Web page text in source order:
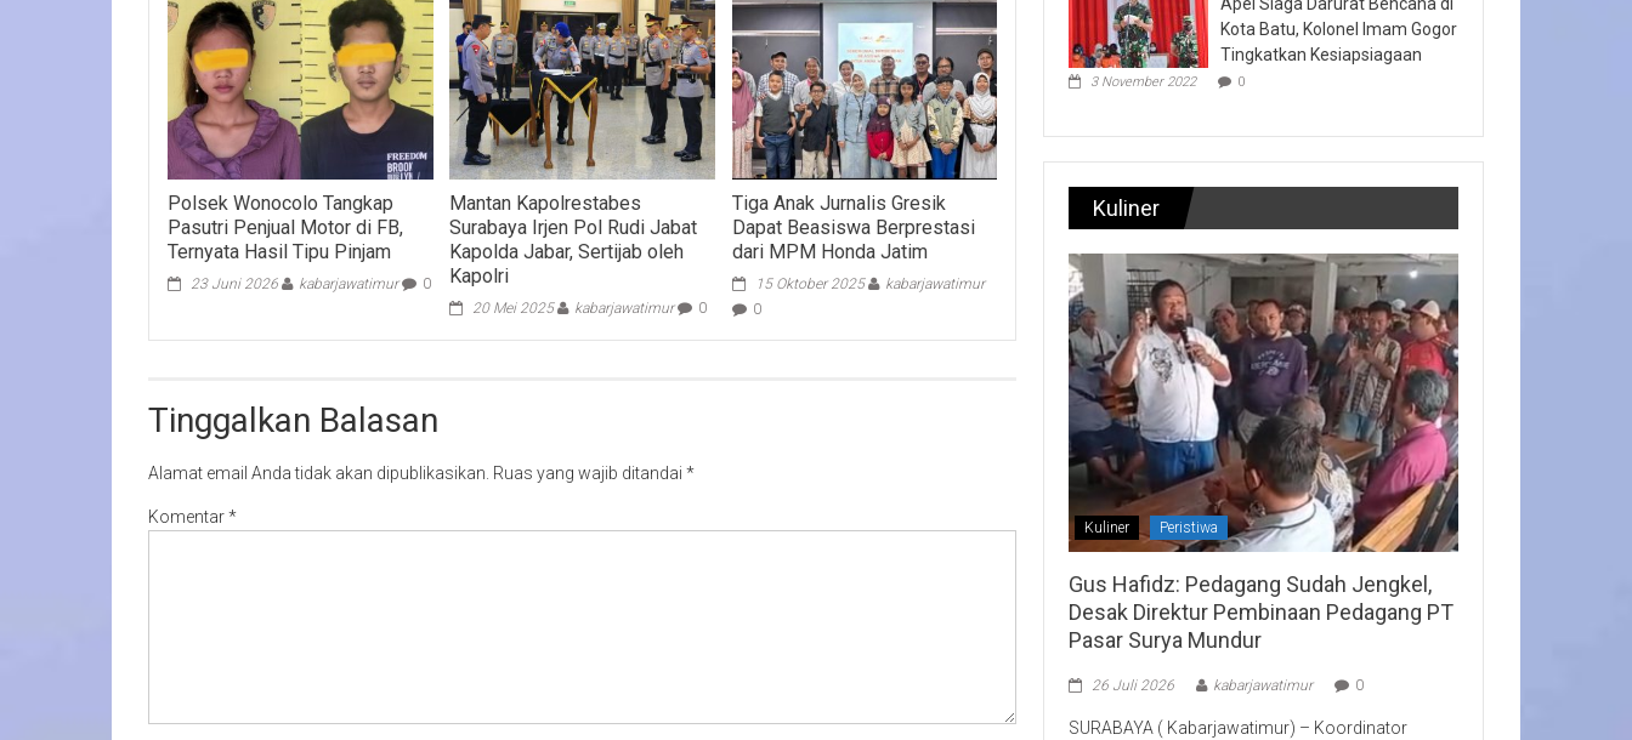
Polsek Wonocolo Tangkap
Pasutri Penjual Motor di FB,
Ternyata Hasil Tipu Pinjam
23 Juni 2026 kabarjawatimur 0
Mantan Kapolrestabes
Surabaya Irjen Pol Rudi Jabat
Kapolda Jabar, Sertijab oleh
Kapolri
20 Mei 2025 kabarjawatimur 0
Tiga Anak Jurnalis Gresik
Dapat Beasiswa Berprestasi
dari MPM Honda Jatim
15 Oktober 2025
kabarjawatimur
0
Tinggalkan Balasan
Alamat email Anda tidak akan dipublikasikan. Ruas yang wajib ditandai *
Komentar*
Kota Batu, Kolonel Imam Gogor
Tingkatkan Kesiapsiagaan
3 November 2022 0
Kuliner
Kuliner Peristiwa
Gus Hafidz: Pedagang Sudah Jengkel,
Desak Direktur Pembinaan Pedagang PT
Pasar Surya Mundur
26 Juli 2026 kabarjawatimur 0
SURABAYA ( Kabarjawatimur) – Koordinator